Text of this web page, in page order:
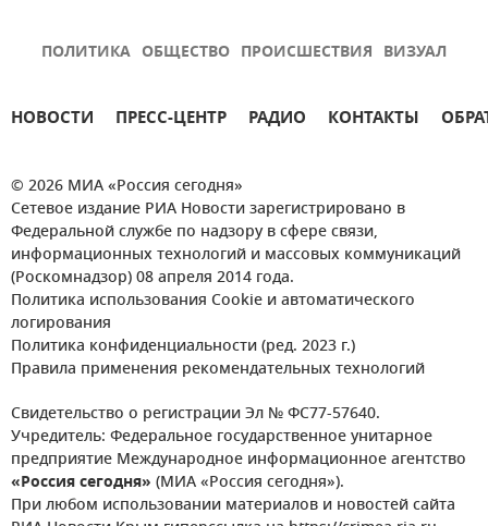
ПОЛИТИКА ОБЩЕСТВО ПРОИСШЕСТВИЯ ВИЗУАЛ
НОВОСТИ ПРЕСС-ЦЕНТР РАДИО КОНТАКТЫ
© 2026 МИА «Россия сегодня»
Сетевое издание РИА Новости зарегистрировано в
Федеральной службе по надзору в сфере связи,
информационных технологий и массовых коммуникаций
(Роскомнадзор) 08 апреля 2014 года.
Политика использования Cookie и автоматического
логирования
Политика конфиденциальности (ред. 2023 г.)
Правила применения рекомендательных технологий
Свидетельство о регистрации Эл № ФС77-57640.
Учредитель: Федеральное государственное унитарное
предприятие Международное информационное агентство
«Россия сегодня» (МИА «Россия сегодня»).
При любом использовании материалов и новостей сайта